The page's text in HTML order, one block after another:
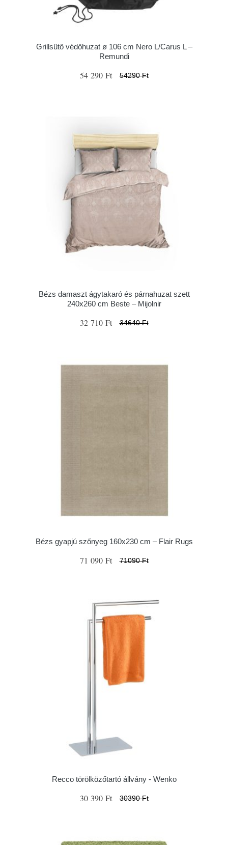
Grillsütő védőhuzat ø 106 cm Nero L/Carus L –
Remundi
54 290 Ft 54290 Ft
Bézs damaszt ágytakaró és párnahuzat szett
240x260 cm Beste – Mijolnir
32 710 Ft 34640 Ft
Bézs gyapjú szőnyeg 160x230 cm – Flair Rugs
71 090 Ft 71090 Ft
Recco törölközőtartó állvány - Wenko
30 390 Ft 30390 Ft